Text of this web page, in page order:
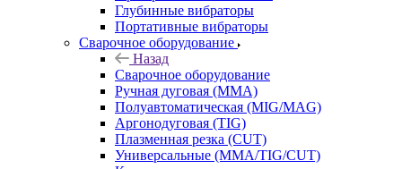
Глубинные вибраторы
Портативные вибраторы
Сварочное оборудование
Назад
Сварочное оборудование
Ручная дуговая (MMA)
Полуавтоматическая (MIG/MAG)
Аргонодуговая (TIG)
Плазменная резка (CUT)
Универсальные (MMA/TIG/CUT)